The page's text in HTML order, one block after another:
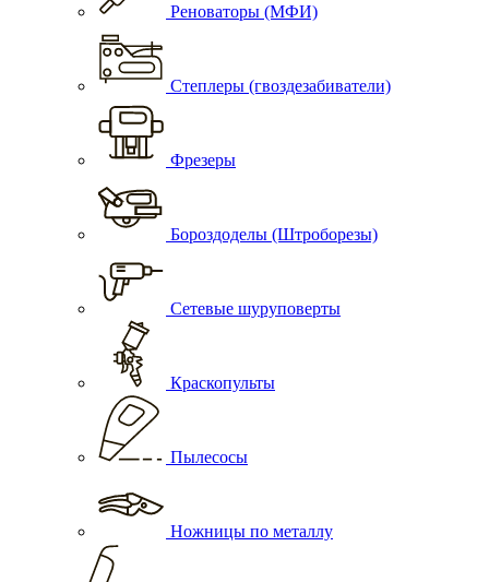
Реноваторы (МФИ)
Степлеры (гвоздезабиватели)
Фрезеры
Бороздоделы (Штроборезы)
Сетевые шуруповерты
Краскопульты
Пылесосы
Ножницы по металлу